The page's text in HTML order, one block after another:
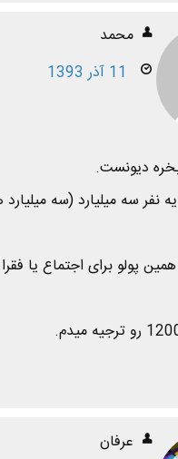
محمد
11 آذر 1393
دیونست.
نفر سه میلیارد (سه
پولو برای اجتماع یا
عرفان